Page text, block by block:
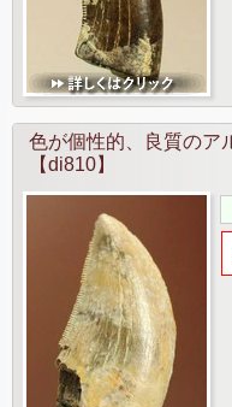
色が個性的、良質のア
【di810】